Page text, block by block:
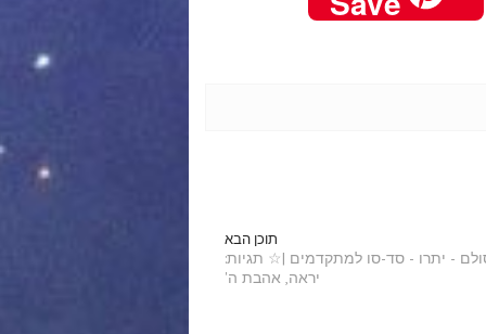
תוכן הבא
הסולם - יתרו - סד-סו למתקדמים |☆ תגיות:
יראה, אהבת ה'